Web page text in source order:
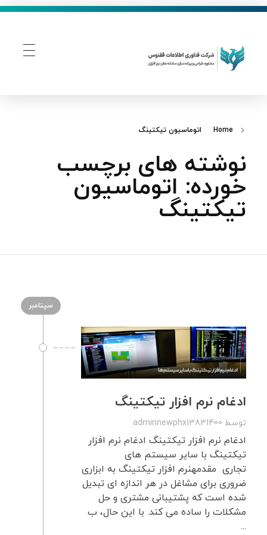
Home اتوماسیون تیکتینگ
نوشته های برچسب
خورده: اتوماسیون
تیکتینگ
سپتامبر
ادغام نرم افزار تیکتینگ
توسط adminnewphx13831400
ادغام نرم افزار تیکتینگ ادغام نرم افزار
تیکتینگ با سایر سیستم های
تجاری مقدمهنرم افزار تیکتینگ به ابزاری
ضروری برای مشاغل در هر اندازه ای تبدیل
شده است که پشتیبانی مشتری و حل
مشکلات را ساده می کند. با این حال، ب
...